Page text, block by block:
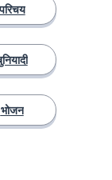
भोजन